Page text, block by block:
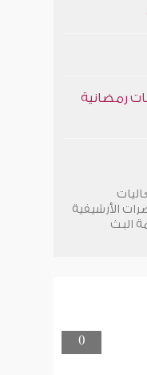
رمضانية
الأرشيفية
البث
0